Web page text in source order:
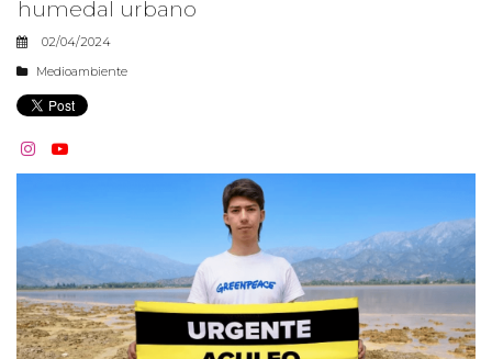
humedal urbano
02/04/2024
Medioambiente
 